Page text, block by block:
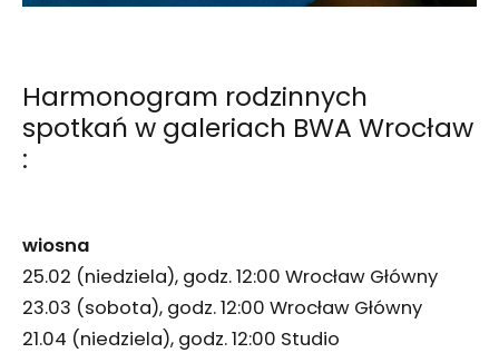
Harmonogram rodzinnych
spotkań w galeriach BWA Wrocław
:
wiosna
25.02 (niedziela), godz. 12:00 Wrocław Główny
23.03 (sobota), godz. 12:00 Wrocław Główny
21.04 (niedziela), godz. 12:00 Studio